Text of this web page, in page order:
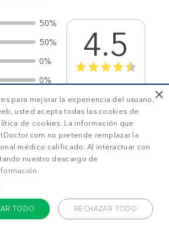
50%
50%
0%
0%
0%
4.5
1 2 3 4 5
2valoraciones
SUSCRIPCIÓN DD+
menús personalizados.
×
para mejorar la experiencia del usuario.
usted acepta todas las cookies de
de cookies. La información que
no pretende remplazar la
médico calificado. Al interactuar con
nuestro descargo de
TODO RECHAZAR TODO